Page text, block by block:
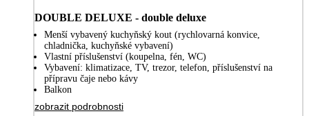
DOUBLE DELUXE - double deluxe
Menší vybavený kuchyňský kout (rychlovarná konvice,
chladnička, kuchyňské vybavení)
Vlastní příslušenství (koupelna, fén, WC)
Vybavení: klimatizace, TV, trezor, telefon, příslušenství na
přípravu čaje nebo kávy
Balkon
zobrazit podrobnosti